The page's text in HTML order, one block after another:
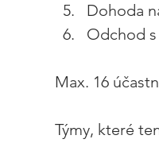
Dohoda
Odchod
Max. 16
Týmy, které